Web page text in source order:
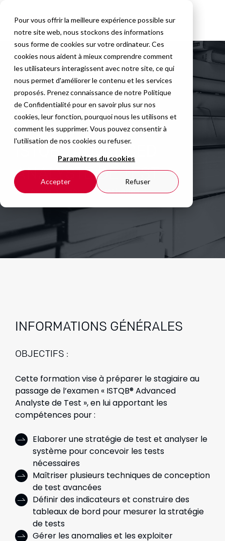
Pour vous offrir la meilleure expérience possible sur
notre site web, nous stockons des informations
sous forme de cookies sur votre ordinateur. Ces
cookies nous aident à mieux comprendre comment
les utilisateurs interagissent avec notre site, ce qui
nous permet d'améliorer le contenu et les services
proposés. Prenez connaissance de notre Politique
de Confidentialitépour en savoir plus sur nos
cookies, leur fonction, pourquoi nous les utilisons et
comment les supprimer. Vous pouvez consentir à
l'utilisation de nos cookies ou refuser.
Paramètres du cookies
Accepter Refuser
ISTQB® ADVANCED
ANALYSTE DE TEST
Adhésion au métier - Méthodes
INFORMATIONS GÉNÉRALES
OBJECTIFS :
Cette formation vise à préparer le stagiaire au
passage de l’examen « ISTQB® Advanced
Analyste de Test », en lui apportant les
compétences pour :
Elaborer une stratégie de test et analyser le
système pour concevoir les tests
nécessaires
Maîtriser plusieurs techniques de conception
de test avancées
Définir des indicateurs et construire des
tableaux de bord pour mesurer la stratégie
de tests
Gérer les anomalies et les exploiter